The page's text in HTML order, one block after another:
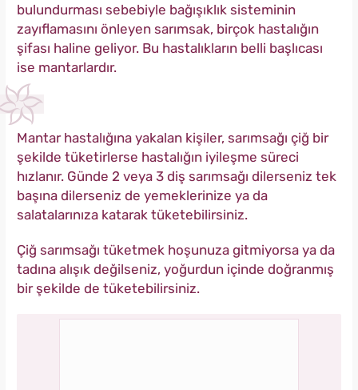
bulundurması sebebiyle bağışıklık sisteminin
zayıflamasını önleyen sarımsak, birçok hastalığın
şifası haline geliyor. Bu hastalıkların belli başlıcası
ise mantarlardır.
Mantar hastalığına yakalan kişiler, sarımsağı çiğ bir
şekilde tüketirlerse hastalığın iyileşme süreci
hızlanır. Günde 2 veya 3 diş sarımsağı dilerseniz tek
başına dilerseniz de yemeklerinize ya da
salatalarınıza katarak tüketebilirsiniz.
Çiğ sarımsağı tüketmek hoşunuza gitmiyorsa ya da
tadına alışık değilseniz, yoğurdun içinde doğranmış
bir şekilde de tüketebilirsiniz.